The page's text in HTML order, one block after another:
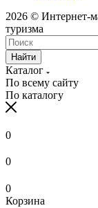
2026 © Интернет-
туризма
Найти
Каталог
По всему сайту
По каталогу
0
0
0
Корзина